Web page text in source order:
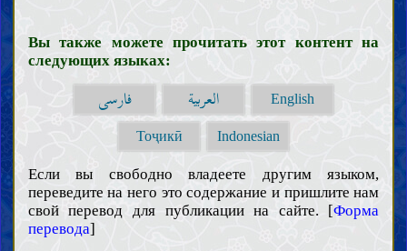
Вы также можете прочитать этот контент на
следующих языках:
فارسی العربية English
Тоҷикӣ Indonesian
Если вы свободно владеете другим языком,
переведите на него это содержание и пришлите нам
свой перевод для публикации на сайте. [Форма
перевода]